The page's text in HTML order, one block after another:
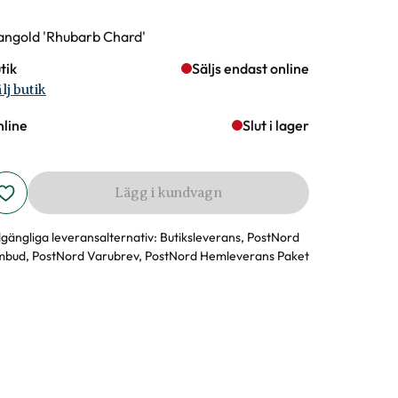
'Rhubarb Chard'
Säljs endast online
butik
Slut i lager
Lägg i kundvagn
leveransalternativ: Butiksleverans, PostNord
PostNord Varubrev, PostNord Hemleverans Paket